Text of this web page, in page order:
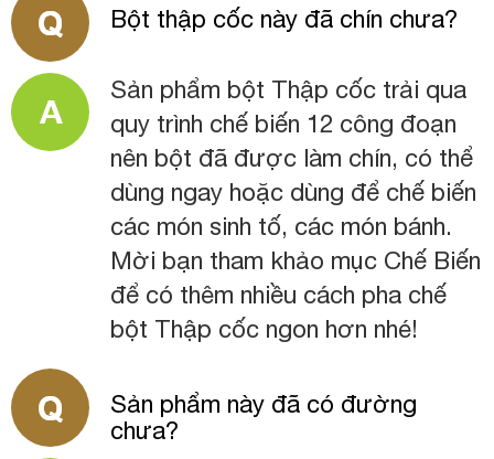
Bột thập cốc này đã chín chưa?
Sản phẩm bột Thập cốc trải qua
quy trình chế biến 12 công đoạn
nên bột đã được làm chín, có thể
dùng ngay hoặc dùng để chế biến
các món sinh tố, các món bánh.
Mời bạn tham khảo mục Chế Biến
để có thêm nhiều cách pha chế
bột Thập cốc ngon hơn nhé!
Sản phẩm này đã có đường
chưa?